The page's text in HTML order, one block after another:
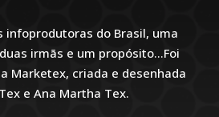
infoprodutoras do Brasil, uma
irmãs e um propósito…Foi
Marketex, criada e desenhada
e Ana Martha Tex.